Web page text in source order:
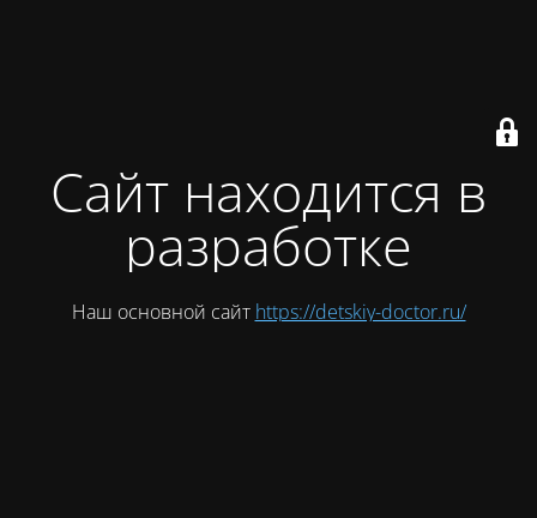
Сайт находится в
разработке
Наш основной сайт https://detskiy-doctor.ru/